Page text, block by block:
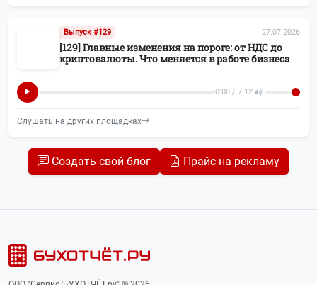
Новости БУХОТЧЁТ.ру 10
Маркировка 10
Росстат
Колонка редактора
СВО
Выпуск #129 27.07.2026
[129] Главные изменения на пороге: от НДС до
криптовалюты. Что меняется в работе бизнеса
0:00 / 7:12
Слушать на других площадках
Создать свой блог Прайс на рекламу